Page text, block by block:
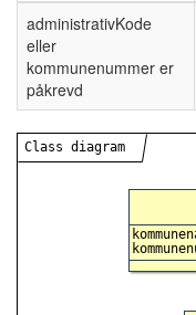
administrativKode
eller
kommunenummer er
påkrevd